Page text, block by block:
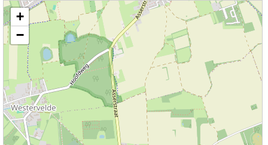
Kaart / Plattegrond Zuidvelde centrum
+
−